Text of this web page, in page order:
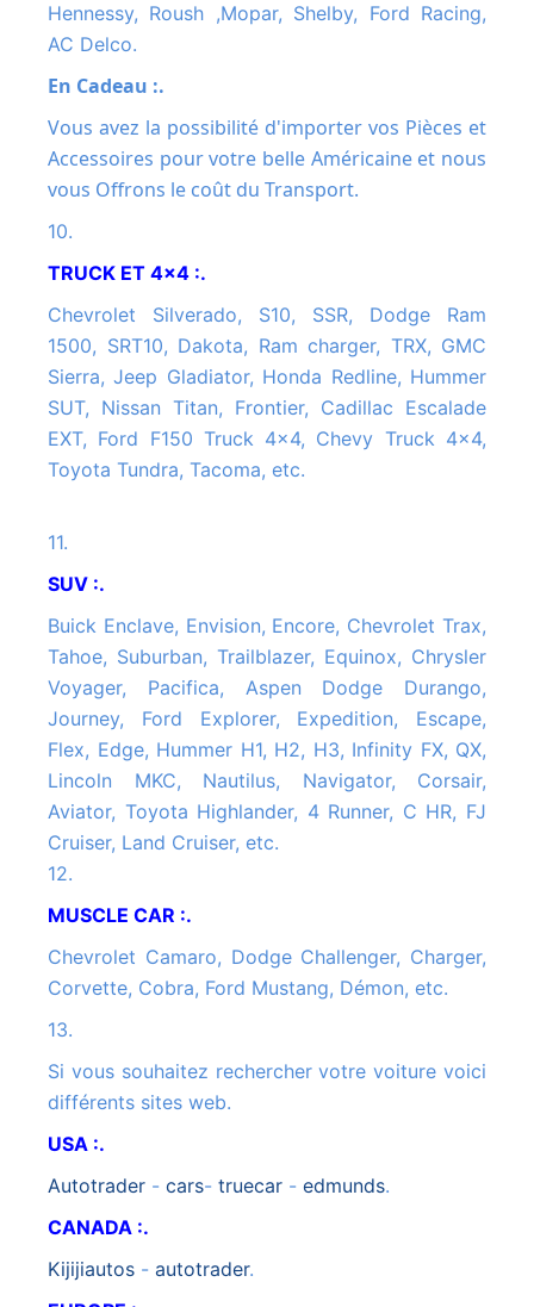
Hennessy, Roush ,Mopar, Shelby, Ford Racing,
AC Delco.
En Cadeau :.
Vous avez la possibilité d'importer vos Pièces et
Accessoires pour votre belle Américaine et nous
vous Offrons le coût du Transport.
10.
TRUCK ET 4x4 :.
Chevrolet Silverado, S10, SSR, Dodge Ram
1500, SRT10, Dakota, Ram charger, TRX, GMC
Sierra, Jeep Gladiator, Honda Redline, Hummer
SUT, Nissan Titan, Frontier, Cadillac Escalade
EXT, Ford F150 Truck 4x4, Chevy Truck 4x4,
Toyota Tundra, Tacoma, etc.
11.
SUV :.
Buick Enclave, Envision, Encore, Chevrolet Trax,
Tahoe, Suburban, Trailblazer, Equinox, Chrysler
Voyager, Pacifica, Aspen Dodge Durango,
Journey, Ford Explorer, Expedition, Escape,
Flex, Edge, Hummer H1, H2, H3, Infinity FX, QX,
Lincoln MKC, Nautilus, Navigator, Corsair,
Aviator, Toyota Highlander, 4 Runner, C HR, FJ
Cruiser, Land Cruiser, etc.
12.
MUSCLE CAR :.
Chevrolet Camaro, Dodge Challenger, Charger,
Corvette, Cobra, Ford Mustang, Démon, etc.
13.
Si vous souhaitez rechercher votre voiture voici
différents sites web.
USA :.
autotrader - cars- truecar - edmunds.
CANADA :.
kijijiautos - autotrader.